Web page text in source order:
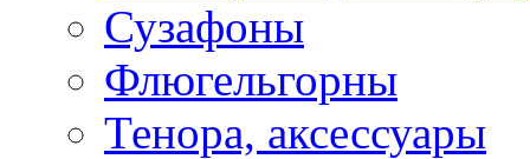
Сузафоны
Флюгельгорны
Тенора, аксессуары